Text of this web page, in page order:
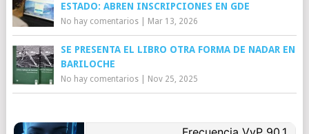
ESTADO: ABREN INSCRIPCIONES EN GDE
No hay comentarios| Mar 13, 2026
SE PRESENTA EL LIBRO OTRA FORMA DE NADAR EN
BARILOCHE
No hay comentarios| Nov 25, 2025